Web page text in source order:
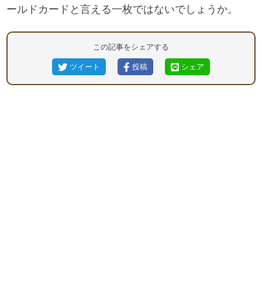
ールドカードと言える一枚ではないでしょうか。
この記事をシェアする
ツイート 投稿 シェア